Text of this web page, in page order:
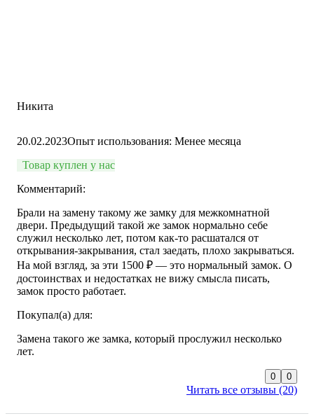
Никита
20.02.2023Опыт использования: Менее месяца
Товар куплен у нас
Комментарий:
Брали на замену такому же замку для межкомнатной
двери. Предыдущий такой же замок нормально себе
служил несколько лет, потом как-то расшатался от
открывания-закрывания, стал заедать, плохо закрываться.
На мой взгляд, за эти 1500 ₽ — это нормальный замок. О
достоинствах и недостатках не вижу смысла писать,
замок просто работает.
Покупал(а) для:
Замена такого же замка, который прослужил несколько
лет.
Читать все отзывы (20)
0 0